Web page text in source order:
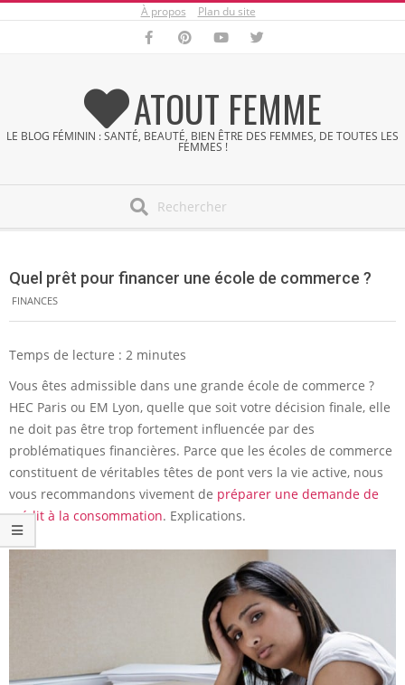
À propos Plan du site
ATOUT FEMME
LE BLOG FÉMININ : SANTÉ, BEAUTÉ, BIEN ÊTRE DES FEMMES, DE TOUTES LES
FEMMES !
Menu
Quel prêt pour financer une école de commerce ?
FINANCES
Temps de lecture : 2 minutes
Vous êtes admissible dans une grande école de commerce ?
HEC Paris ou EM Lyon, quelle que soit votre décision finale, elle
ne doit pas être trop fortement influencée par des
problématiques financières. Parce que les écoles de commerce
constituent de véritables têtes de pont vers la vie active, nous
vous recommandons vivement de préparer une demande de
crédit à la consommation. Explications.